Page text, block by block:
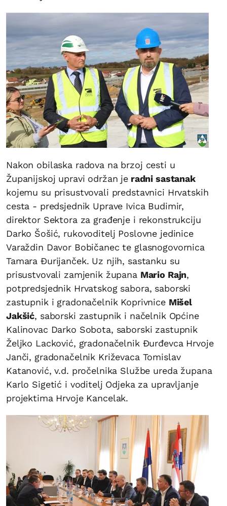
Nakon obilaska radova na brzoj cesti u
Županijskoj upravi održan jeradni sastanak
kojemu su prisustvovali predstavnici Hrvatskih
cesta - predsjednik Uprave Ivica Budimir,
direktor Sektora za građenje i rekonstrukciju
Darko Šošić, rukovoditelj Poslovne jedinice
Varaždin Davor Bobičanec te glasnogovornica
Tamara Đurijanček. Uz njih, sastanku su
prisustvovali zamjenik župana Mario Rajn,
potpredsjednik Hrvatskog sabora, saborski
zastupnik i gradonačelnik Koprivnice Mišel
Jakšić, saborski zastupnik i načelnik Općine
Kalinovac Darko Sobota, saborski zastupnik
Željko Lacković, gradonačelnik Đurđevca Hrvoje
Janči, gradonačelnik Križevaca Tomislav
Katanović, v.d. pročelnika Službe ureda župana
Karlo Sigetić i voditelj Odjeka za upravljanje
projektima Hrvoje Kancelak.